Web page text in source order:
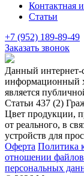
Контактная
Статьи
+7 (952) 189-89-49
Заказать звонок
Данный интернет-
информационный
является
Статьи 437 (2)
Цвет продукции,
от реального, в
устройств для
Оферта Политика
отношении
персональных